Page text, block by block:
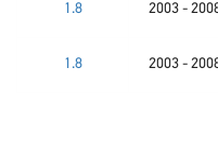
1.8 2003 -
1.8 2003 -